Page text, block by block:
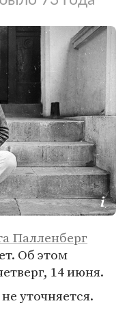
Палленберг
Об этом
14 июня.
уточняется.